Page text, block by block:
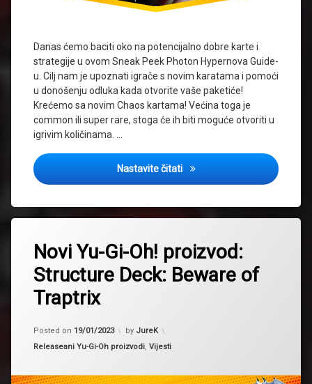
Danas ćemo baciti oko na potencijalno dobre karte i
strategije u ovom Sneak Peek Photon Hypernova Guide-
u. Cilj nam je upoznati igrače s novim karatama i pomoći
u donošenju odluka kada otvorite vaše paketiće!
Krećemo sa novim Chaos kartama! Većina toga je
common ili super rare, stoga će ih biti moguće otvoriti u
igrivim količinama. …
Nastavite čitati Sneak Peek Photon
Novi Yu-Gi-Oh! proizvod:
Structure Deck: Beware of
Traptrix
Posted on 19/01/2023
Updated on
by JureK
Kategorije:
Releaseani Yu-Gi-Oh proizvodi, Vijesti
2023
karte
novi
proizvod
Yugioh